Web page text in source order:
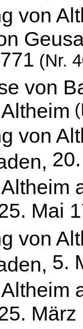
von
(Nr.
von
von
Mai
von
5.
März